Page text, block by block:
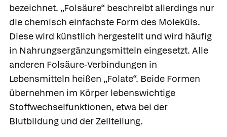
bezeichnet. „Folsäure“ beschreibt allerdings nur
die chemisch einfachste Form des Moleküls.
Diese wird künstlich hergestellt und wird häufig
in Nahrungsergänzungsmitteln eingesetzt. Alle
anderen Folsäure-Verbindungen in
Lebensmitteln heißen „Folate“. Beide Formen
übernehmen im Körper lebenswichtige
Stoffwechselfunktionen, etwa bei der
Blutbildung und der Zellteilung.